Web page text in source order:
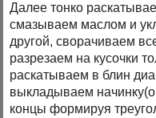
Далее тонко
смазываем маслом и
другой, сворачиваем
разрезаем на кусочки
раскатываем в блин
выкладываем
концы формируя